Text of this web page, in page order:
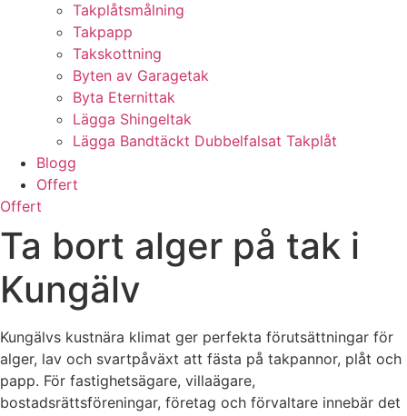
Takplåtsmålning
Takpapp
Takskottning
Byten av Garagetak
Byta Eternittak
Lägga Shingeltak
Lägga Bandtäckt Dubbelfalsat Takplåt
Blogg
Offert
Offert
Ta bort alger på tak i
Kungälv
Kungälvs kustnära klimat ger perfekta förutsättningar för
alger, lav och svartpåväxt att fästa på takpannor, plåt och
papp. För fastighetsägare, villaägare,
bostadsrättsföreningar, företag och förvaltare innebär det